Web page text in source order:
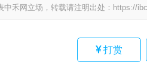
禾网立场，转载请注明出处： https://
打赏